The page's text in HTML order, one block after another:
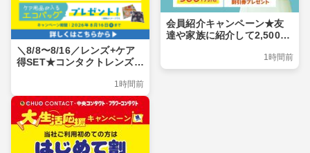
＼8/8〜8/16／レンズ+ケア
得SET★コンタクトレンズと
1時間前
会員紹介キャンペーン★友
達や家族に紹介して2,500ポ
1時間前